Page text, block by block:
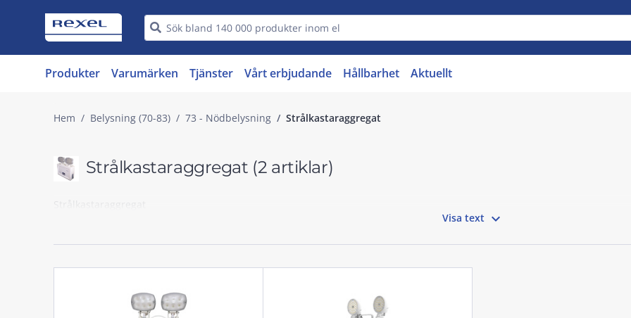
Produkter Varumärken Tjänster Vårt erbjudande Hållbarhet Aktuellt
Hem Belysning (70-83) 73 - Nödbelysning Strålkastaraggregat
Strålkastaraggregat (2 artiklar)
Strålkastaraggregat
Visa text 